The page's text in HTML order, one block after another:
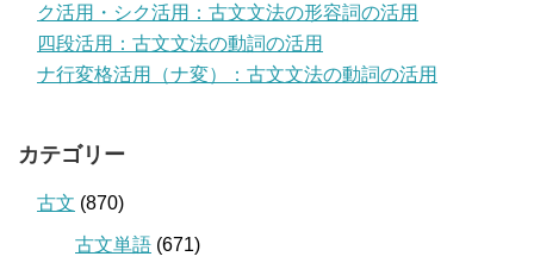
ク活用・シク活用：古文文法の形容詞の活用
四段活用：古文文法の動詞の活用
ナ行変格活用（ナ変）：古文文法の動詞の活用
カテゴリー
古文 (870)
古文単語 (671)